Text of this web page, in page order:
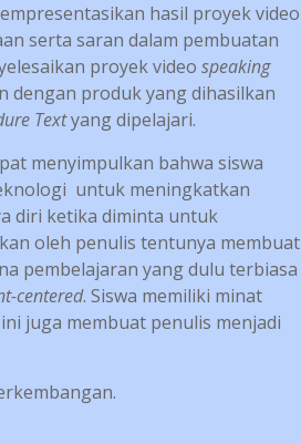
hasil proyek video
serta saran dalam pembuatan
proyek video speaking
dengan produk yang dihasilkan
Textyang dipelajari.
menyimpulkan bahwa siswa
untuk meningkatkan
diri ketika diminta untuk
oleh penulis tentunya membuat
pembelajaran yang dulu terbiasa
centered. Siswa memiliki minat
juga membuat penulis menjadi